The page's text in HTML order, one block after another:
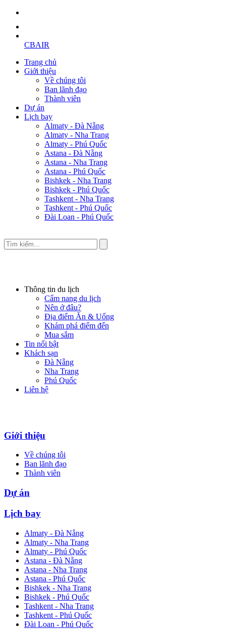
CBAIR
Trang chủ
Giới thiệu
Về chúng tôi
Ban lãnh đạo
Thành viên
Dự án
Lịch bay
Almaty - Đà Nẵng
Almaty - Nha Trang
Almaty - Phú Quốc
Astana - Đà Nẵng
Astana - Nha Trang
Astana - Phú Quốc
Bishkek - Nha Trang
Bishkek - Phú Quốc
Tashkent - Nha Trang
Tashkent - Phú Quốc
Đài Loan - Phú Quốc
Thông tin du lịch
Cẩm nang du lịch
Nên ở đâu?
Địa điểm Ăn & Uống
Khám phá điểm đến
Mua sắm
Tin nổi bật
Khách sạn
Đà Nẵng
Nha Trang
Phú Quốc
Liên hệ
Giới thiệu
Về chúng tôi
Ban lãnh đạo
Thành viên
Dự án
Lịch bay
Almaty - Đà Nẵng
Almaty - Nha Trang
Almaty - Phú Quốc
Astana - Đà Nẵng
Astana - Nha Trang
Astana - Phú Quốc
Bishkek - Nha Trang
Bishkek - Phú Quốc
Tashkent - Nha Trang
Tashkent - Phú Quốc
Đài Loan - Phú Quốc